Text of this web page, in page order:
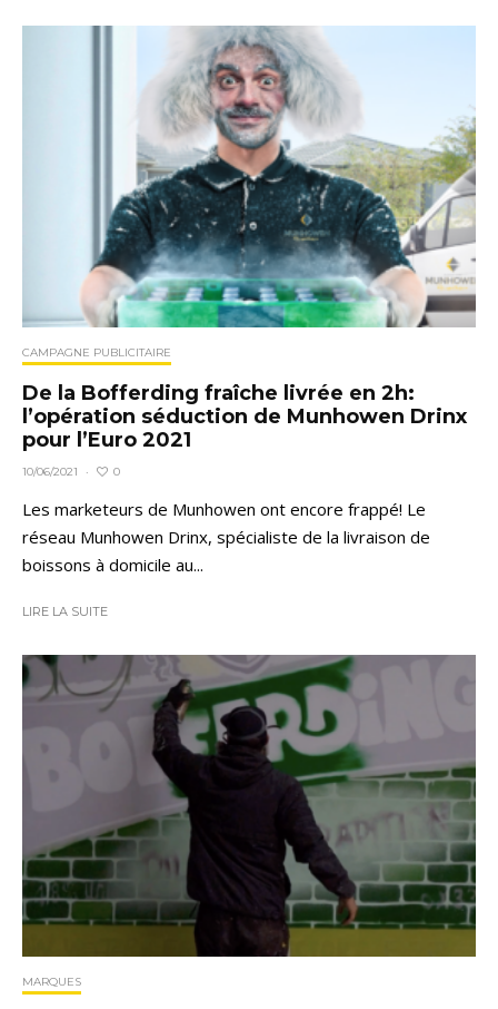
CAMPAGNE PUBLICITAIRE
De la Bofferding fraîche livrée en 2h:
l’opération séduction de Munhowen Drinx
pour l’Euro 2021
10/06/2021 · 0
Les marketeurs de Munhowen ont encore frappé! Le
réseau Munhowen Drinx, spécialiste de la livraison de
boissons à domicile au...
LIRE LA SUITE
MARQUES